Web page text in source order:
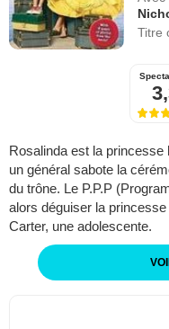
Titre
Rosalinda est la princesse
un général sabote la
du trône. Le P.P.P
alors déguiser la
Carter, une adolescente.